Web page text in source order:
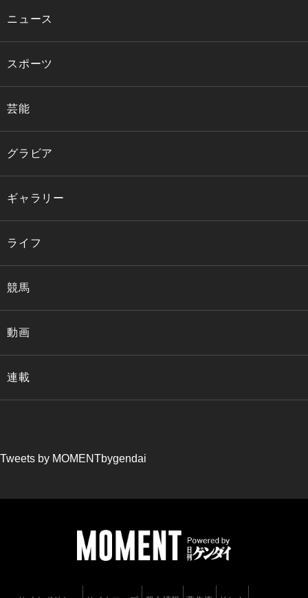
ニュース
スポーツ
芸能
グラビア
ギャラリー
ライフ
競馬
動画
連載
Tweets by MOMENTbygendai